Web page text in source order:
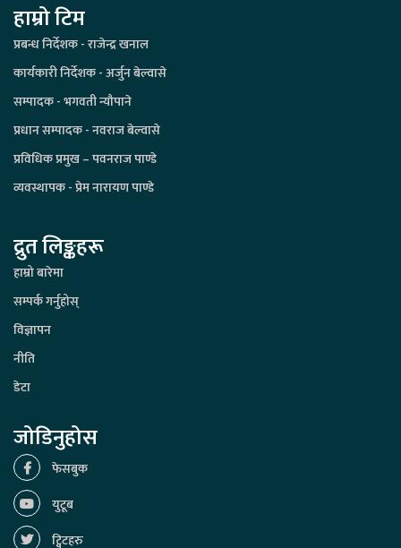
हाम्रो टिम
प्रबन्ध निर्देशक - राजेन्द्र खनाल
कार्यकारी निर्देशक - अर्जुन बेल्वासे
सम्पादक - भगवती न्यौपाने
प्रधान सम्पादक - नवराज बेल्वासे
प्रविधिक प्रमुख – पवनराज पाण्डे
व्यवस्थापक - प्रेम नारायण पाण्डे
द्रुत लिङ्कहरू
हाम्रो बारेमा
सम्पर्क गर्नुहोस्
विज्ञापन
नीति
डेटा
जोडिनुहोस
फेसबुक
युटूब
ट्विटहरु